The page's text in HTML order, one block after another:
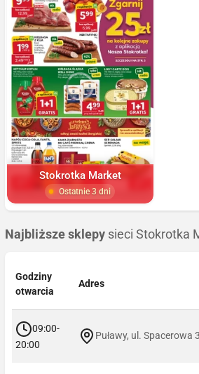
Stokrotka Market
Ostatnie 3 dni
Najbliższe sklepy sieci Stokrotka
Godziny
otwarcia
Adres
09:00-
20:00
Puławy, ul. Spacerowa 3